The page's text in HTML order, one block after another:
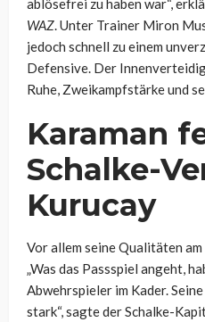
ablösefrei zu haben war“,
WAZ. Unter Trainer Miron
jedoch schnell zu einem
Defensive. Der
Ruhe, Zweikampfstärke und
Karaman
Schalke-
Kurucay
Vor allem seine Qualitäten
„Was das Passspiel angeht,
Abwehrspieler im Kader.
stark“, sagte der Schalke-